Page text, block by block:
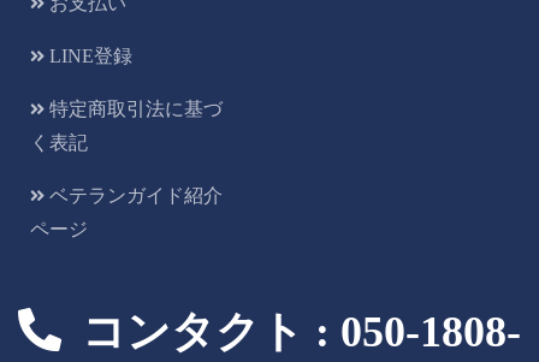
LINE登録
特定商取引法に基づ
く表記
ベテランガイド紹介
ページ
コンタクト : 050-1808-